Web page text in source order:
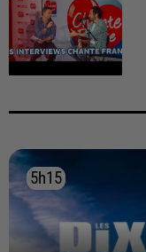
5h15
5h15